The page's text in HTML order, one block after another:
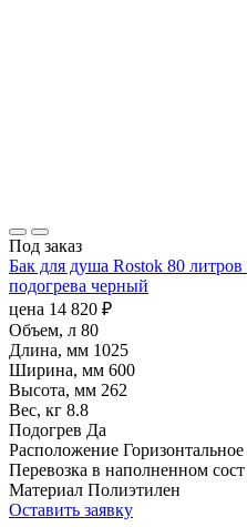
Под заказ
Бак для душа Rostok 80
подогрева черный
цена 14 820 ₽
Объем, л 80
Длина, мм 1025
Ширина, мм 600
Высота, мм 262
Вес, кг 8.8
Подогрев Да
Расположение Горизонтальное
Перевозка в наполненном сост
Материал Полиэтилен
Оставить заявку